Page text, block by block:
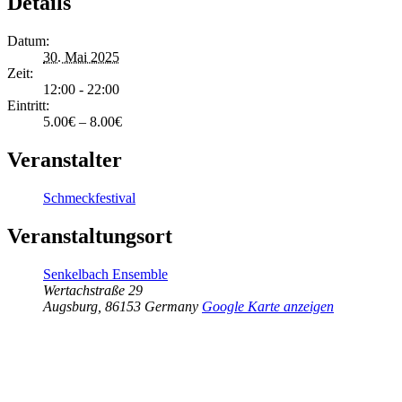
Datum:
30. Mai 2025
Zeit:
12:00 - 22:00
Eintritt:
5.00€ – 8.00€
Veranstalter
Schmeckfestival
Veranstaltungsort
Senkelbach Ensemble
Wertachstraße 29
Augsburg 86153 Germany Google Karte anzeigen